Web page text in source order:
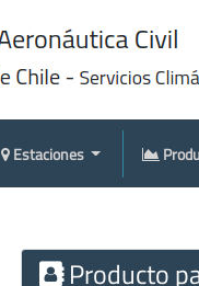
Estaciones
Producto